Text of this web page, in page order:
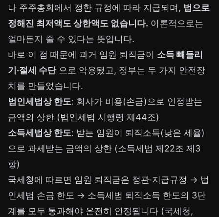
나 주주총회에서 정한 규정에 따라 지급되며, 법으로
정해진 최저액도 상한액도 없습니다. 이론적으로는
얼마든지 줄 수 있다는 뜻입니다.
바로 이 점 때문에 과거 임원 퇴직금이 소득 빼돌리
기·절세 수단으로 악용됐고, 정부는 두 가지 안전장
치를 만들었습니다.
법인세법상 한도: 회사가 비용(손금)으로 인정받는
금액의 상한 (법인세법 시행령 제44조)
소득세법상 한도: 받는 임원이 퇴직소득(낮은 세율)
으로 과세받는 금액의 상한 (소득세법 제22조 제3
항)
국세청에 따르면 임원 퇴직금은 정관·지급규정 → 법
인세법 손금 한도 → 소득세법 퇴직소득 한도의 3단
계를 모두 통과해야 온전히 인정됩니다 (국세청,